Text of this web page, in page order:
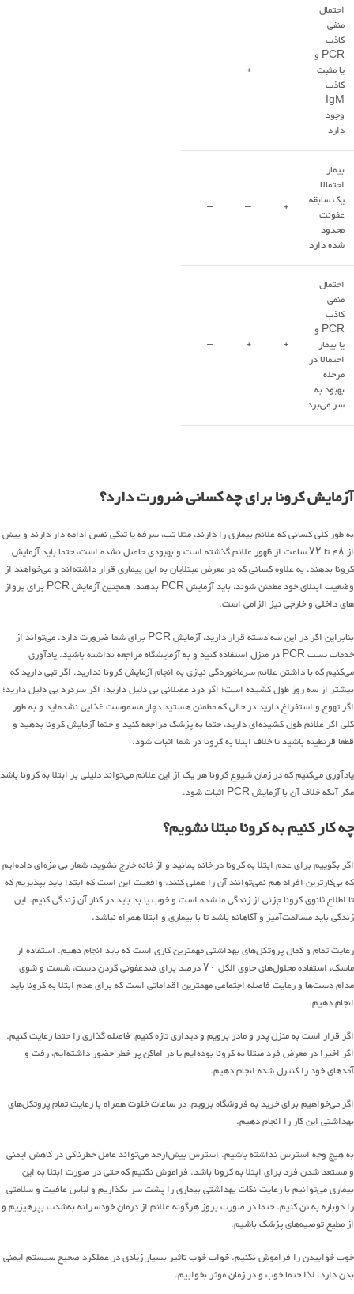
احتمال
منفی
کاذب
PCR و
یا مثبت
کاذب
IgM
وجود
دارد
–
+
–
بیمار
احتمالا
یک سابقه
عفونت
محدود
شده دارد
+
–
–
احتمال
منفی
کاذب
PCR و
یا بیمار
احتمالا در
مرحله
بهبود به
سر می‌برد
+
+
–
آزمایش کرونا برای چه کسانی ضرورت دارد؟
به طور کلی کسانی که علائم بیماری را دارند، مثلا تب، سرفه یا تنگی نفس ادامه دار دارند و بیش
از ۴۸ تا ۷۲ ساعت از ظهور علائم گذشته است و بهبودی حاصل نشده است، حتما باید آزمایش
کرونا بدهند. به علاوه کسانی که در معرض مبتلایان به این بیماری قرار داشته‌اند و می‌‌خواهند از
وضعیت ابتلای خود مطمئن شوند، باید آزمایش PCR بدهند. همچنین آزمایش PCR برای پرواز
های داخلی و خارجی نیز الزامی است.
بنابراین اگر در این سه دسته قرار دارید، آزمایش PCR برای شما ضرورت دارد. می‌تواند از
خدمات تست PCR در منزل استفاده کنید و به آزمایشگاه مراجعه نداشته باشید. یادآوری
می‌کنیم که با داشتن علائم سرماخوردگی نیازی به انجام آزمایش کرونا ندارید. اگر تبی دارید که
بیشتر از سه روز طول کشیده است؛ اگر درد عضلانی بی دلیل دارید؛ اگر سردرد بی دلیل دارید؛
اگر تهوع و استفراغ دارید در حالی که مطمئن هستید دچار مسموست غذایی نشده‌اید و به طور
کلی اگر علائم طول کشیده‌ای دارید، حتما به پزشک مراجعه کنید و حتما آزمایش کرونا بدهید و
قطعا قرنطینه باشید تا خلاف ابتلا به کرونا در شما اثبات شود.
یادآوری می‌کنیم که در زمان شیوع کرونا هر یک از این علائم می‌تواند دلیلی بر ابتلا به کرونا باشد
مگر آنکه خلاف آن با آزمایش PCR اثبات شود.
چه کار کنیم به کرونا مبتلا نشویم؟
اگر بگوییم برای عدم ابتلا به کرونا در خانه بمانید و از خانه خارج نشوید، شعار بی مزه‌ای داده‌ایم
که بی‌کارترین افراد هم نمی‌توانند آن را عملی کنند. واقعیت این است که ابتدا باید بپذیریم که
تا اطلاع ثانوی کرونا جزئی از زندگی ما شده است و خوب یا بد باید در کنار آن زندگی کنیم. این
زندگی باید مسالمت‌آمیز و آگاهانه باشد تا با بیماری و ابتلا همراه نباشد.
رعایت تمام و کمال پروتکل‌های بهداشتی مهمترین کاری است که باید انجام دهیم. استفاده از
ماسک، استفاده محلول‌های حاوی الکل ۷۰ درصد برای ضدعفونی کردن دست، شست و شوی
مدام دست‌ها و رعایت فاصله اجتماعی مهمترین اقداماتی است که برای عدم ابتلا به کرونا باید
انجام دهیم.
اگر قرار است به منزل پدر و مادر برویم و دیداری تازه ‌کنیم، فاصله گذاری را حتما رعایت کنیم.
اگر اخیرا در معرض فرد مبتلا به کرونا بوده‌ایم یا در اماکن پر خطر حضور داشته‌ایم، رفت و
آمد‌های خود را کنترل شده انجام دهیم.
اگر می‌‌خواهیم برای خرید به فروشگاه برویم، در ساعات خلوت همراه با رعایت تمام پروتکل‌های
بهداشتی این کار را انجام دهیم.
به هیچ وجه استرس نداشته باشیم. استرس بیش‌ازحد می‌تواند عامل خطرناکی در کاهش ایمنی
و مستعد شدن فرد برای ابتلا به کرونا باشد. فراموش نکنیم که حتی در صورت ابتلا به این
بیماری می‌توانیم با رعایت نکات بهداشتی بیماری را پشت سر بگذاریم و لباس عافیت و سلامتی
را دوباره به تن کنیم. حتما در صورت بروز هرگونه علائم از درمان خودسرانه به‌شدت بپرهیزیم و
از مطیع توصیه‌های پزشک باشیم.
خوب خوابیدن را فراموش نکنیم. خواب خوب تاثیر بسیار زیادی در عملکرد صحیح سیستم ایمنی
بدن دارد. لذا حتما خوب و در زمان موثر بخوابیم.